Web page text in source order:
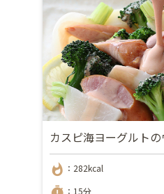
カスピ海ヨーグルト
whatshot ：282kcal
：15分